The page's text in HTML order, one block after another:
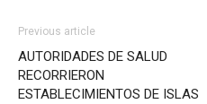
Previous article
AUTORIDADES DE SALUD
RECORRIERON
ESTABLECIMIENTOS DE ISLAS